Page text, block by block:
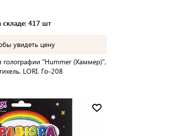
На складе: 417 шт
увидеть цену
голографии "Hummer (Хаммер)",
LORI, Гр-208
до 3 дней